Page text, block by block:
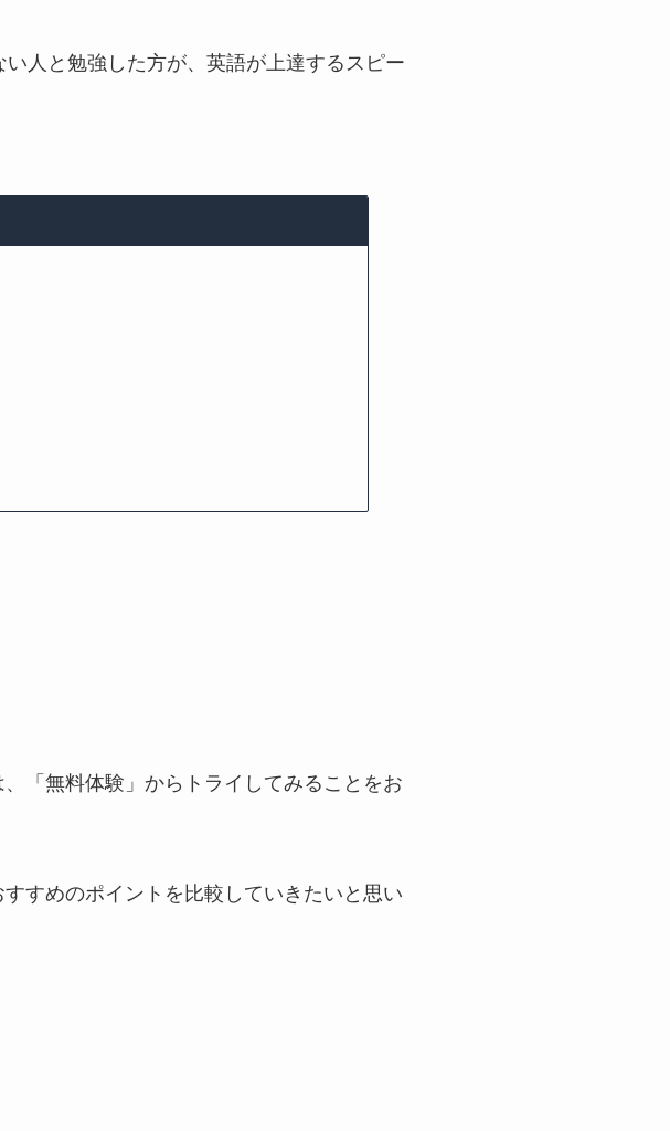
人と勉強した方が、英語が上達するスピー
「無料体験」からトライしてみることをお
すめのポイントを比較していきたいと思い